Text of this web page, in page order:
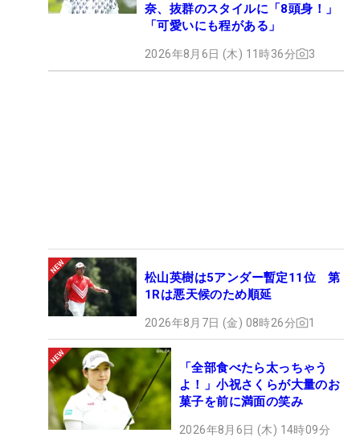
奈、抜群のスタイルに「8頭身！」
「可愛いにも程がある」
2026年8月6日 (木) 11時36分 3
松山英樹は5アンダー暫定11位 第
1Rは悪天候のため順延
2026年8月7日 (金) 08時26分 1
「全部食べたら太っちゃう
よ！」小祝さくらが大量のお
菓子を前に満面の笑み
2026年8月6日 (木) 14時09分